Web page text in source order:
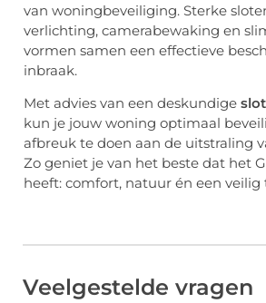
van woningbeveiliging. Sterke
verlichting, camerabewaking en
vormen samen een effectieve
inbraak.
Met advies van een deskundige
kun je jouw woning optimaal
afbreuk te doen aan de uitstraling
Zo geniet je van het beste dat het
heeft: comfort, natuur én een veilig
Veelgestelde vragen